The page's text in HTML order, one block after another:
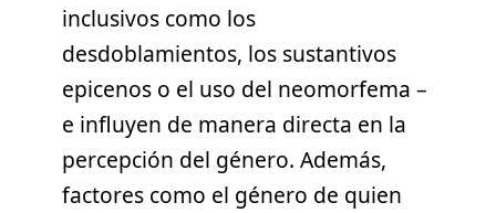
inclusivos como los
desdoblamientos, los sustantivos
epicenos o el uso del neomorfema –
e influyen de manera directa en la
percepción del género. Además,
factores como el género de quien